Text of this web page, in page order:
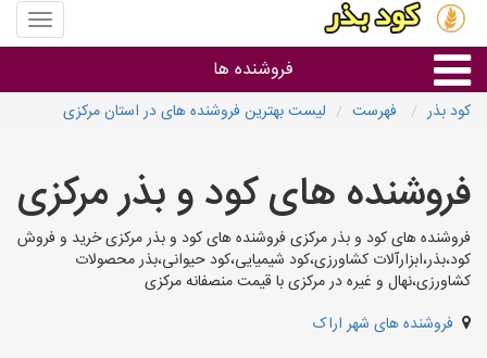
منوی
سایت
بذر
فروشنده ها
استان ها
کود بذر فهرست لیست بهترین فروشنده های در استان مرکزی
فروشنده های کود و بذر مرکزی
فروشنده های کود و بذر مرکزی فروشنده های کود و بذر مرکزی خرید و فروش
کود،بذر،ابزارآلات کشاورزی،کود شیمیایی،کود حیوانی،بذر محصولات
کشاورزی،نهال و غیره در مرکزی با قیمت منصفانه مرکزی
فروشنده های شهر اراک